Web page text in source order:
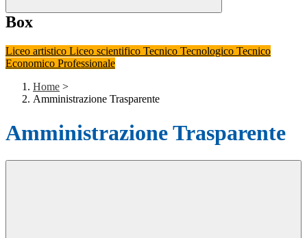
Box
Liceo artistico Liceo scientifico Tecnico Tecnologico Tecnico
Economico Professionale
Home >
Amministrazione Trasparente
Amministrazione Trasparente